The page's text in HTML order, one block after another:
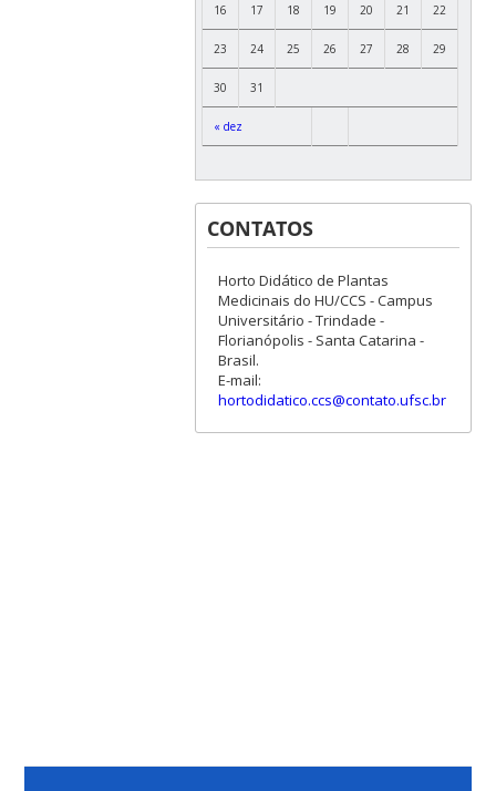
« dez
16 17 18 19 20 21 22
23 24 25 26 27 28 29
30 31
CONTATOS
Horto Didático de Plantas
Medicinais do HU/CCS - Campus
Universitário - Trindade -
Florianópolis - Santa Catarina -
Brasil.
E-mail:
hortodidatico.ccs@contato.ufsc.br